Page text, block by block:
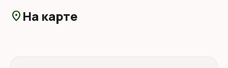
location_on На карте